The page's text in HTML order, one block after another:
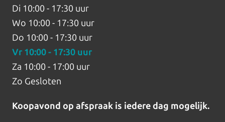
Di 10:00 - 17:30 uur
Wo 10:00 - 17:30 uur
Do 10:00 - 17:30 uur
Vr 10:00 - 17:30 uur
Za 10:00 - 17:00 uur
Zo Gesloten
Koopavond op afspraak is iedere dag mogelijk.